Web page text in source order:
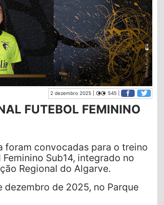
2 dezembro 2025 | 545 |
FUTEBOL FEMININO
foram convocadas para o treino
Sub14, integrado no
Regional do Algarve.
de 2025, no Parque